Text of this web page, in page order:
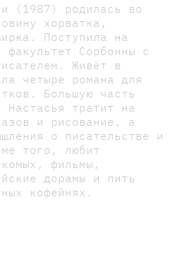
(1987) родилась во
хорватка,
Поступила на
факультет Сорбонны с
Живёт в
четыре романа для
Большую часть
Настасья тратит на
и рисование, а
о писательстве и
того, любит
фильмы,
дорамы и пить
кофейнях.